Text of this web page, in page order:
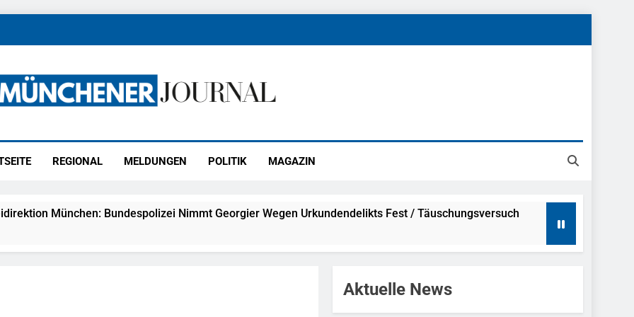
REGIONAL MELDUNGEN POLITIK MAGAZIN
München: Bundespolizei Nimmt Georgier Wegen Urkundendelikts Fest / Täuschungsversuch
München: Notruf Per Knopfdruck / Schnelle Festnahme Nach Sexueller Belästigung
Aktuelle News